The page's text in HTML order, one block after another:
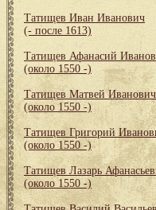
Татищев Иван Иванович
(- после 1613)
Татищев Афанасий
(около 1550 -)
Татищев Матвей Иванович
(около 1550 -)
Татищев Григорий
(около 1550 -)
Татищев Лазарь
(около 1550 -)